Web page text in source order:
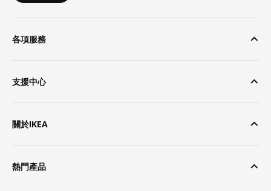
各項服務
支援中心
關於IKEA
熱門產品